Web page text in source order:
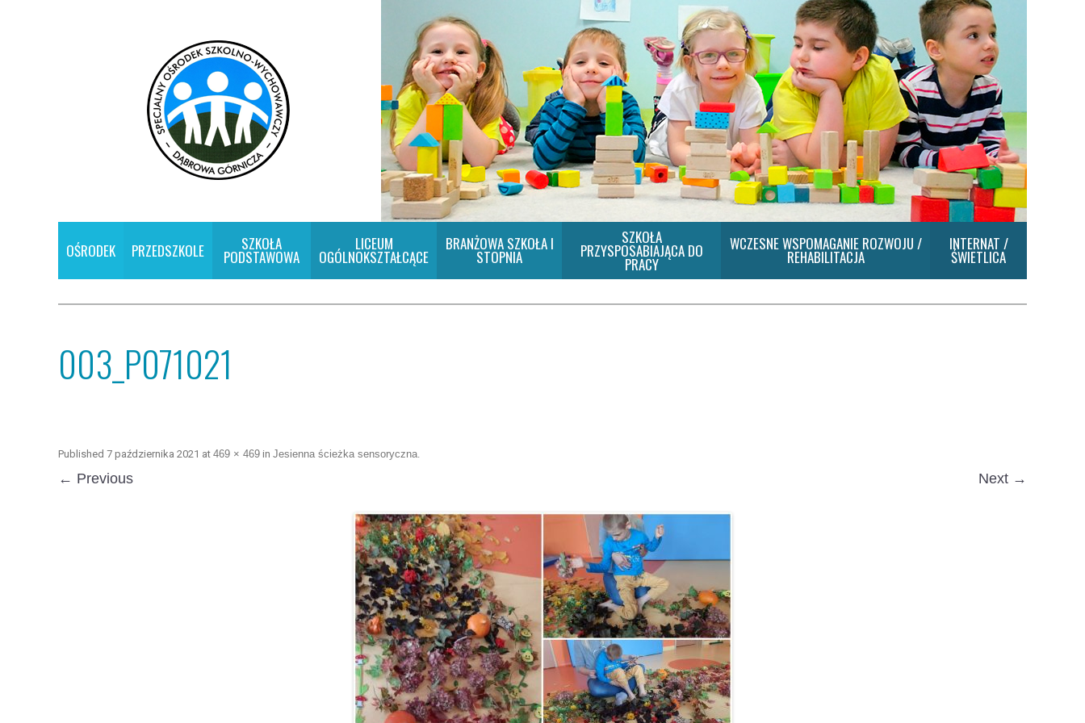
OŚRODEK PRZEDSZKOLE SZKOŁA
PODSTAWOWA
LICEUM
OGÓLNOKSZTAŁCĄCE
BRANŻOWA SZKOŁA I
STOPNIA
SZKOŁA
PRZYSPOSABIAJĄCA DO
PRACY
WCZESNE WSPOMAGANIE ROZWOJU /
REHABILITACJA
INTERNAT /
ŚWIETLICA
003_P071021
Published 7 października 2021 at 469 × 469 in Jesienna ścieżka sensoryczna.
← Previous Next →